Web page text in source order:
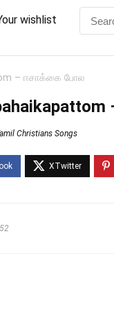
wishlist
– ஈசாக்கை போல
Christians Songs
52